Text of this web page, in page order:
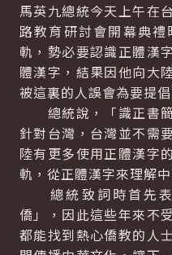
馬英九總統今天上午在
路教育研討會開幕典
軌，勢必要認識正體漢
體漢字，結果因他向大
被這裏的人誤會為要提
總統說，「識正書簡
針對台灣，台灣並不需
陸有更多使用正體漢字
軌，從正體漢字來理解
總統致詞時首先表
僑」，因此這些年來不
都能找到熱心僑教的人